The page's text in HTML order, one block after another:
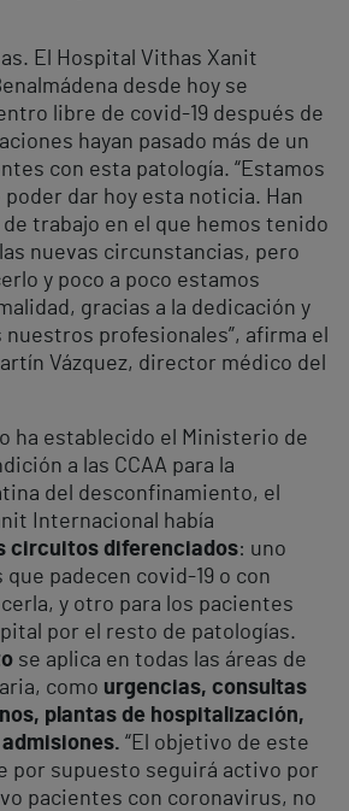
El Hospital Vithas Xanit
desde hoy se
libre de covid-19 después de
hayan pasado más de un
con esta patología. “Estamos
dar hoy esta noticia. Han
trabajo en el que hemos tenido
nuevas circunstancias, pero
y poco a poco estamos
gracias a la dedicación y
profesionales”, afirma el
Vázquez, director médico del
ha establecido el Ministerio de
a las CCAA para la
del desconfinamiento, el
Internacional había
circuitos diferenciados: uno
padecen covid-19 o con
y otro para los pacientes
por el resto de patologías.
se aplica en todas las áreas de
como urgencias, consultas
plantas de hospitalización,
“El objetivo de este
por supuesto seguirá activo por
pacientes con coronavirus, no